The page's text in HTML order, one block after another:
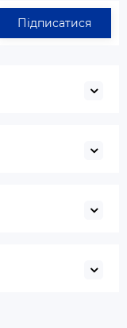
Підписатися